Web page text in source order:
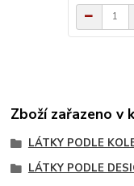
Zboží zařazeno v
LÁTKY PODLE
LÁTKY PODLE